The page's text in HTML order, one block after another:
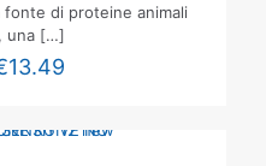
di proteine animali
una […]
13.49